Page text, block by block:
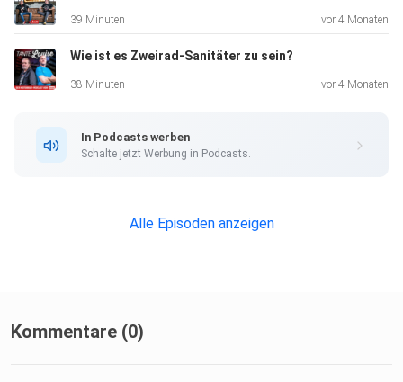
39 Minuten vor 4 Monaten
Wie ist es Zweirad-Sanitäter zu sein?
38 Minuten vor 4 Monaten
In Podcasts werben
Schalte jetzt Werbung in Podcasts.
Alle Episoden anzeigen
Kommentare (0)